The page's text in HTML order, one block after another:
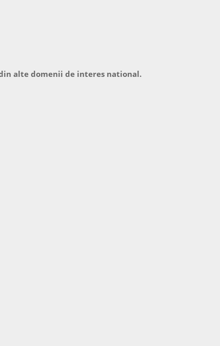
alte domenii de interes national.